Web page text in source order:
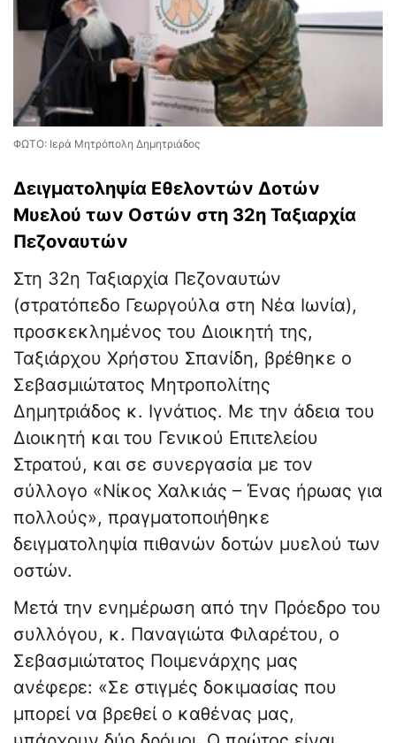
ΦΩΤΟ: Ιερά Μητρόπολη Δημητριάδος
Δειγματοληψία Εθελοντών Δοτών
Μυελού των Οστών στη 32η Ταξιαρχία
Πεζοναυτών
Στη 32η Ταξιαρχία Πεζοναυτών
(στρατόπεδο Γεωργούλα στη Νέα Ιωνία),
προσκεκλημένος του Διοικητή της,
Ταξιάρχου Χρήστου Σπανίδη, βρέθηκε ο
Σεβασμιώτατος Μητροπολίτης
Δημητριάδος κ. Ιγνάτιος. Με την άδεια του
Διοικητή και του Γενικού Επιτελείου
Στρατού, και σε συνεργασία με τον
σύλλογο «Νίκος Χαλκιάς – Ένας ήρωας για
πολλούς», πραγματοποιήθηκε
δειγματοληψία πιθανών δοτών μυελού των
οστών.
Μετά την ενημέρωση από την Πρόεδρο του
συλλόγου, κ. Παναγιώτα Φιλαρέτου, ο
Σεβασμιώτατος Ποιμενάρχης μας
ανέφερε: «Σε στιγμές δοκιμασίας που
μπορεί να βρεθεί ο καθένας μας,